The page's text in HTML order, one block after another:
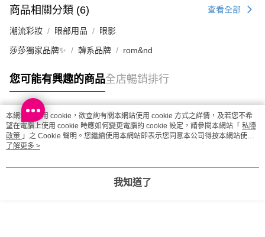
商品相關分類 (6) 查看全部
潮流彩妝 眼部用品 眼影
莎莎獨家品牌✨ 韓系品牌 rom&nd
您可能有興趣的商品全店暢銷排行
熱門標籤
熱銷排行
本網站中使用 cookie，欲查詢有關本網站使用 cookie 方式之詳情，及若您不希
望在電腦上使用 cookie 時應如何變更電腦的 cookie 設定，請參閱本網站「 私隱
政策 」之 Cookie 聲明。您繼續使用本網站即表示您同意本公司得按本網站使用
條款之 Cookie 聲明使用 cookie。
了解更多 >
我知道了